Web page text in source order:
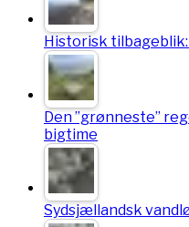
Historisk
Den ”grønneste”
bigtime
Sydsjællandsk